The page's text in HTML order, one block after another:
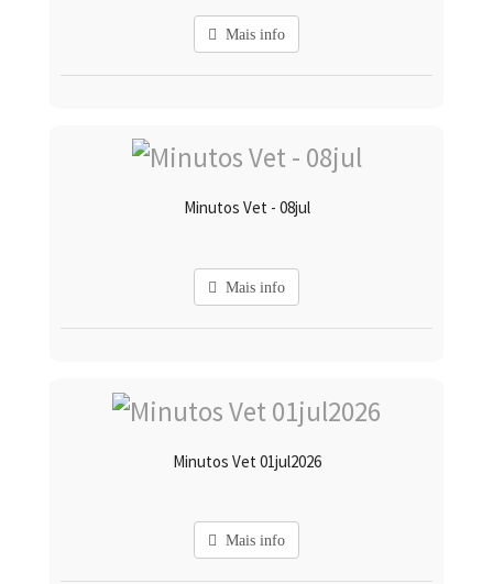
Mais info
Minutos Vet - 08jul
Mais info
Minutos Vet 01jul2026
Mais info